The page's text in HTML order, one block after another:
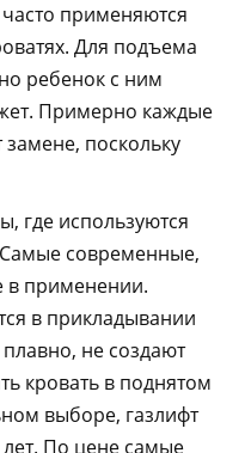
применяются
Для подъема
ребенок с ним
Примерно каждые
поскольку
где используются
современные,
в применении.
в прикладывании
не создают
кровать в поднятом
выборе, газлифт
По цене самые